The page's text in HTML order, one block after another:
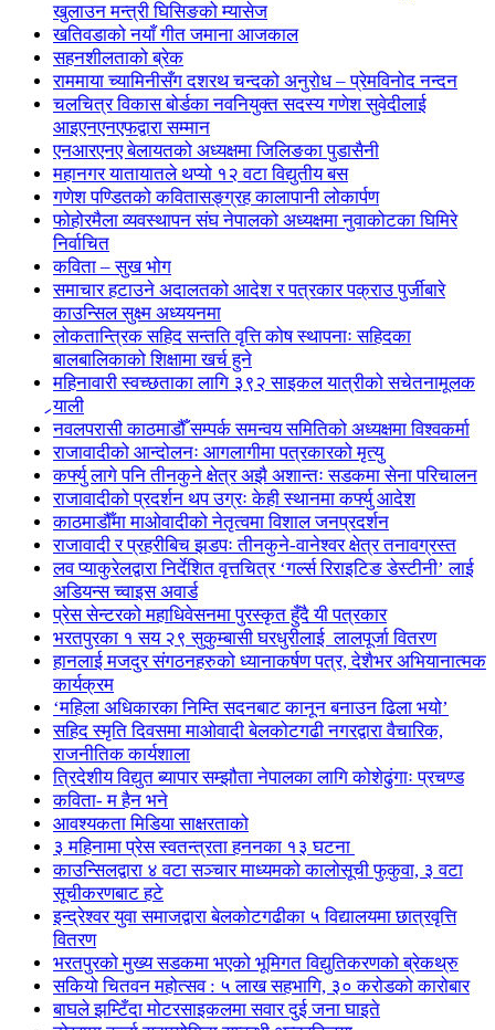
खुलाउन मन्त्री घिसिङको म्यासेज
खतिवडाको नयाँ गीत जमाना आजकाल
सहनशीलताको ब्रेक
राममाया च्यामिनीसँग दशरथ चन्दको अनुरोध – प्रेमविनोद नन्दन
चलचित्र विकास बोर्डका नवनियुक्त सदस्य गणेश सुवेदीलाई
आइएनएनएफद्वारा सम्मान
एनआरएनए बेलायतको अध्यक्षमा जिलिङका पुडासैनी
महानगर यातायातले थप्यो १२ वटा विद्युतीय बस
गणेश पण्डितको कवितासङ्ग्रह कालापानी लोकार्पण
फोहोरमैला व्यवस्थापन संघ नेपालको अध्यक्षमा नुवाकोटका घिमिरे
निर्वाचित
कविता – सुख भोग
समाचार हटाउने अदालतको आदेश र पत्रकार पक्राउ पुर्जीबारे
काउन्सिल सुक्ष्म अध्ययनमा
लोकतान्त्रिक सहिद सन्तति वृत्ति कोष स्थापनाः सहिदका
बालबालिकाको शिक्षामा खर्च हुने
महिनावारी स्वच्छताका लागि ३९२ साइकल यात्रीको सचेतनामूलक
र्‍याली
नवलपरासी काठमाडौँ सम्पर्क समन्वय समितिको अध्यक्षमा विश्वकर्मा
राजावादीको आन्दोलनः आगलागीमा पत्रकारको मृत्यु
कर्फ्यु लागे पनि तीनकुने क्षेत्र अझै अशान्तः सडकमा सेना परिचालन
राजावादीको प्रदर्शन थप उग्रः केही स्थानमा कर्फ्यु आदेश
काठमाडौँमा माओवादीको नेतृत्वमा विशाल जनप्रदर्शन
राजावादी र प्रहरीबिच झडपः तीनकुने-वानेश्वर क्षेत्र तनावग्रस्त
लव प्याकुरेलद्वारा निर्देशित वृत्तचित्र ‘गर्ल्स रिराइटिङ डेस्टीनी’ लाई
अडियन्स च्वाइस अवार्ड
प्रेस सेन्टरको महाधिवेसनमा पुरस्कृत हुँदै यी पत्रकार
भरतपुरका १ सय २९ सुकुम्बासी घरधुरीलाई लालपूर्जा वितरण
हानलाई मजदुर संगठनहरुको ध्यानाकर्षण पत्र, देशैभर अभियानात्मक
कार्यक्रम
‘महिला अधिकारका निम्ति सदनबाट कानून बनाउन ढिला भयो’
सहिद स्मृति दिवसमा माओवादी बेलकोटगढी नगरद्वारा वैचारिक,
राजनीतिक कार्यशाला
त्रिदेशीय विद्युत ब्यापार सम्झौता नेपालका लागि कोशेढुंगाः प्रचण्ड
कविता- म हैन भने
आवश्यकता मिडिया साक्षरताको
३ महिनामा प्रेस स्वतन्त्रता हननका १३ घटना
काउन्सिलद्वारा ४ वटा सञ्चार माध्यमको कालोसूची फुकुवा, ३ वटा
सूचीकरणबाट हटे
इन्द्रेश्वर युवा समाजद्वारा बेलकोटगढीका ५ विद्यालयमा छात्रवृत्ति
वितरण
भरतपुरको मुख्य सडकमा भएको भूमिगत विद्युतिकरणको ब्रेकथ्रु
सकियो चितवन महोत्सव : ५ लाख सहभागि, ३० करोडको कारोबार
बाघले झम्टिँदा मोटरसाइकलमा सवार दुई जना घाइते